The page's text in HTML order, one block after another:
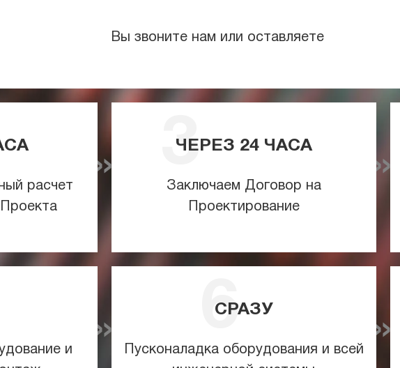
Вы звоните нам или оставляете
расчет
ЧЕРЕЗ 24ЧАСА
Заключаем Договор на
Проектирование
и
СРАЗУ
Пусконаладка оборудования и всей